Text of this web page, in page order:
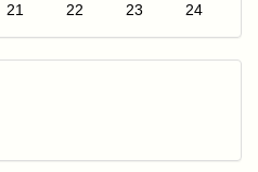
21 22 23 24